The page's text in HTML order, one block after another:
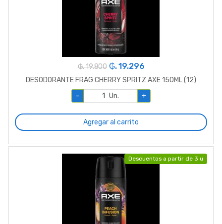
₲. 19.800 ₲. 19.296
DESODORANTE FRAG CHERRY SPRITZ AXE 150ML (12)
-
Un. +
Agregar al carrito
Descuentos a partir de 3 u